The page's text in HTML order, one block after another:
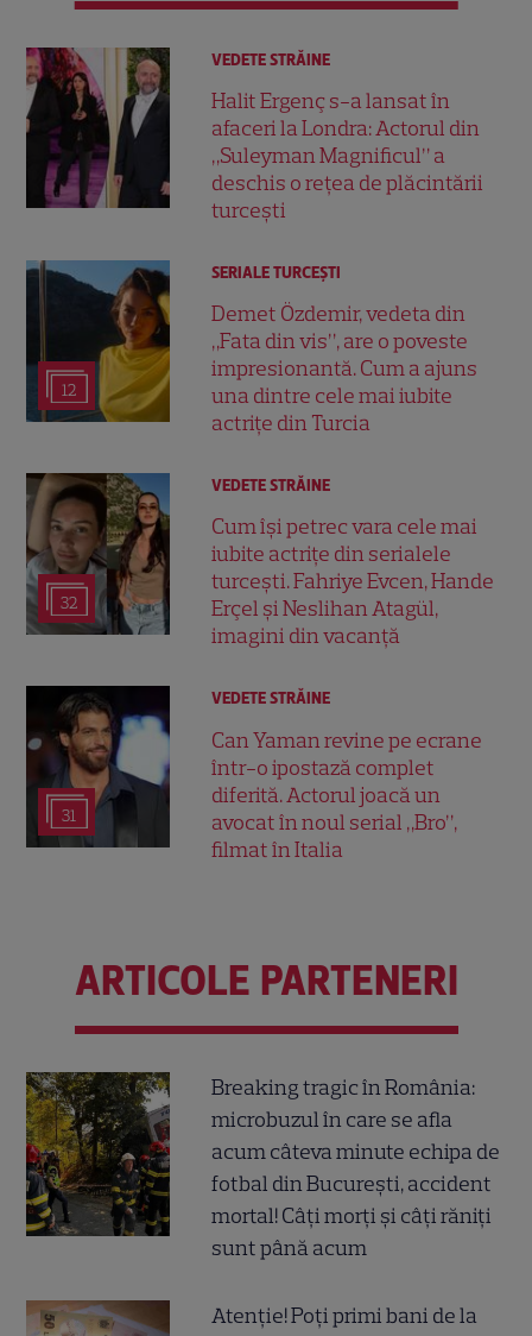
VEDETE STRĂINE
Halit Ergenç s-a lansat în
afaceri la Londra: Actorul din
„Suleyman Magnificul” a
deschis o rețea de plăcintării
turcești
12
SERIALE TURCEŞTI
Demet Özdemir, vedeta din
„Fata din vis”, are o poveste
impresionantă. Cum a ajuns
una dintre cele mai iubite
actrițe din Turcia
32
VEDETE STRĂINE
Cum își petrec vara cele mai
iubite actrițe din serialele
turcești. Fahriye Evcen, Hande
Erçel și Neslihan Atagül,
imagini din vacanță
31
VEDETE STRĂINE
Can Yaman revine pe ecrane
într-o ipostază complet
diferită. Actorul joacă un
avocat în noul serial „Bro”,
filmat în Italia
ARTICOLE PARTENERI
Breaking tragic în România:
microbuzul în care se afla
acum câteva minute echipa de
fotbal din București, accident
mortal! Câți morți și câți răniți
sunt până acum
Atenție! Poți primi bani de la